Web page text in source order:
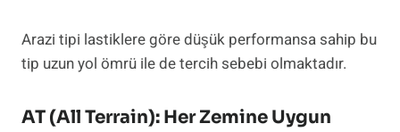
Arazi tipi lastiklere göre düşük performansa sahip bu
tip uzun yol ömrü ile de tercih sebebi olmaktadır.
AT (All Terrain): Her Zemine Uygun